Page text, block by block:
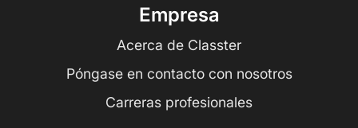
Empresa
Acerca de Classter
Póngase en contacto con nosotros
Carreras profesionales